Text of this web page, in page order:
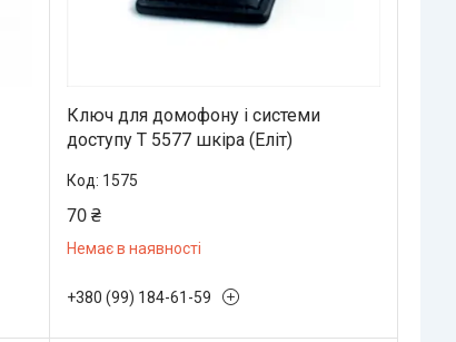
Ключ для домофону і системи
доступу Т 5577 шкіра (Еліт)
1575
70 ₴
Немає в наявності
+380 (99) 184-61-59